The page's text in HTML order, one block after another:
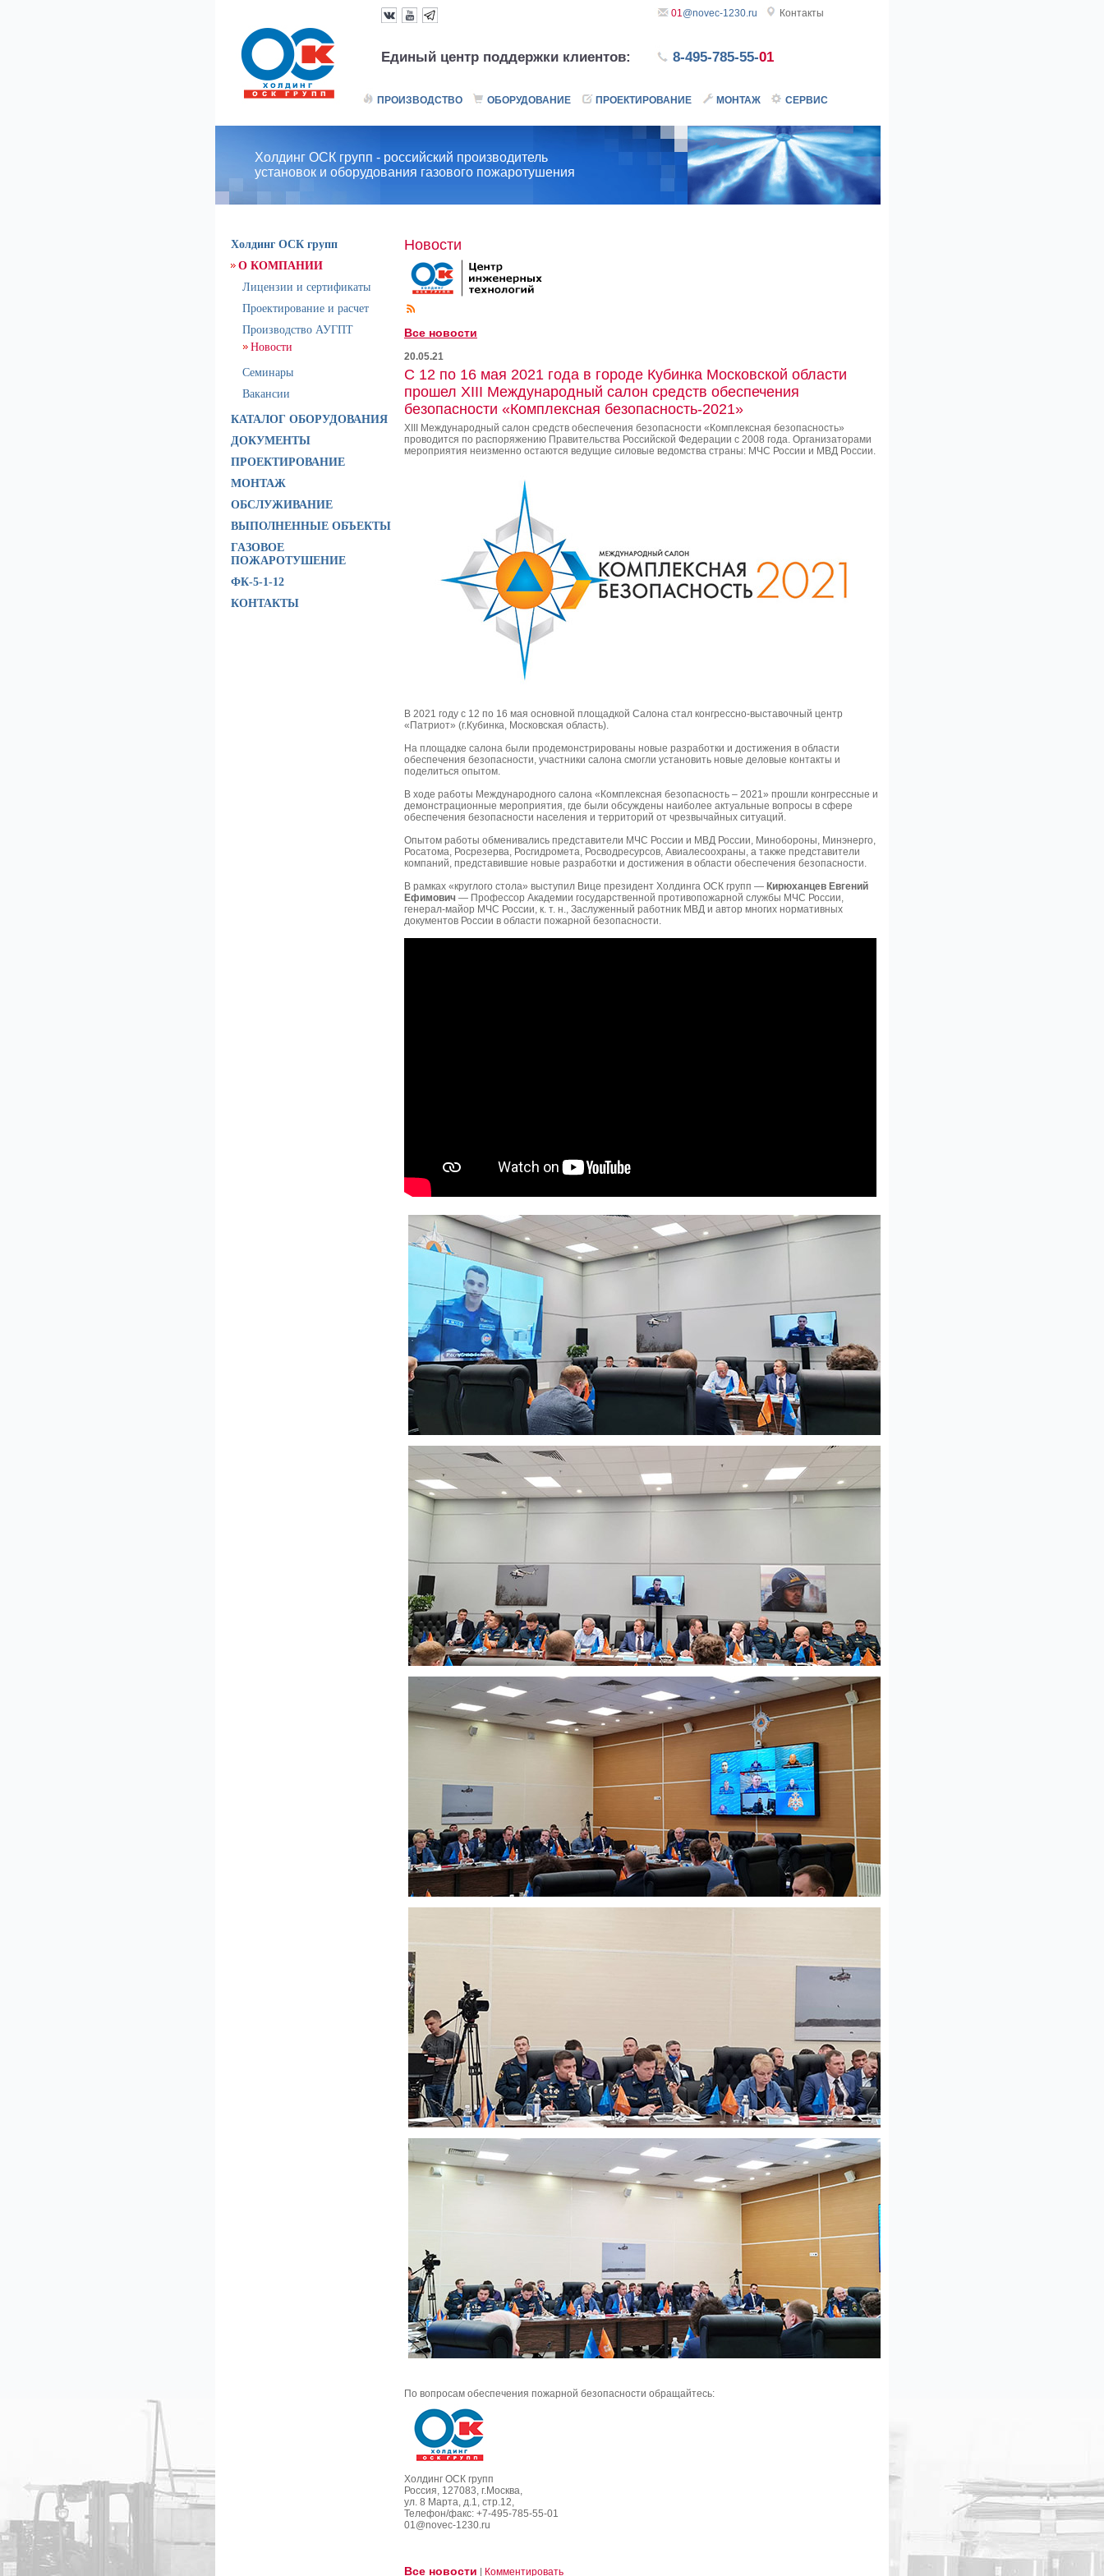
01@novec-1230.ru Контакты
Единый центр поддержки клиентов: 8-495-785-55-01
ПРОИЗВОДСТВО ОБОРУДОВАНИЕ ПРОЕКТИРОВАНИЕ МОНТАЖ СЕРВИС
Холдинг ОСК групп - российский производитель
установок и оборудования газового пожаротушения
Холдинг ОСК групп
О КОМПАНИИ
Лицензии и сертификаты
Проектирование и расчет
Производство АУГПТ
Новости
Семинары
Вакансии
КАТАЛОГ ОБОРУДОВАНИЯ
ДОКУМЕНТЫ
ПРОЕКТИРОВАНИЕ
МОНТАЖ
ОБСЛУЖИВАНИЕ
ВЫПОЛНЕННЫЕ ОБЪЕКТЫ
ГАЗОВОЕ
ПОЖАРОТУШЕНИЕ
ФК-5-1-12
КОНТАКТЫ
Новости
Все новости
20.05.21
С 12 по 16 мая 2021 года в городе Кубинка Московской области
прошел XIII Международный салон средств обеспечения
безопасности «Комплексная безопасность-2021»
XIII Международный салон средств обеспечения безопасности «Комплексная безопасность»
проводится по распоряжению Правительства Российской Федерации с 2008 года. Организаторами
мероприятия неизменно остаются ведущие силовые ведомства страны: МЧС России и МВД России.
В 2021 году с 12 по 16 мая основной площадкой Салона стал конгрессно-выставочный центр
«Патриот» (г.Кубинка, Московская область).
На площадке салона были продемонстрированы новые разработки и достижения в области
обеспечения безопасности, участники салона смогли установить новые деловые контакты и
поделиться опытом.
В ходе работы Международного салона «Комплексная безопасность – 2021» прошли конгрессные и
демонстрационные мероприятия, где были обсуждены наиболее актуальные вопросы в сфере
обеспечения безопасности населения и территорий от чрезвычайных ситуаций.
Опытом работы обменивались представители МЧС России и МВД России, Минобороны, Минэнерго,
Росатома, Росрезерва, Росгидромета, Росводресурсов, Авиалесоохраны, а также представители
компаний, представившие новые разработки и достижения в области обеспечения безопасности.
В рамках «круглого стола» выступил Вице президент Холдинга ОСК групп — Кирюханцев Евгений
Ефимович — Профессор Академии государственной противопожарной службы МЧС России,
генерал-майор МЧС России, к. т. н., Заслуженный работник МВД и автор многих нормативных
документов России в области пожарной безопасности.
По вопросам обеспечения пожарной безопасности обращайтесь:
Холдинг ОСК групп
Россия, 127083, г.Москва,
ул. 8 Марта, д.1, стр.12,
Телефон/факс: +7-495-785-55-01
01@novec-1230.ru
Все новости Комментировать